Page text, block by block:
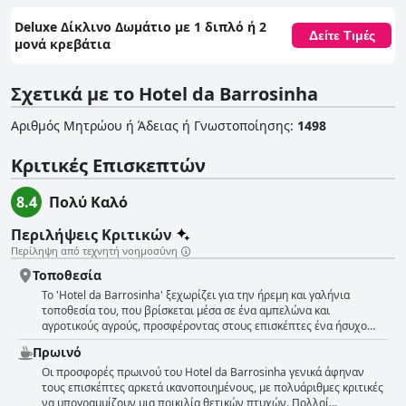
Deluxe Δίκλινο Δωμάτιο με 1 διπλό ή 2
μονά κρεβάτια
Δείτε Τιμές
Σχετικά με το Hotel da Barrosinha
Αριθμός Μητρώου ή Άδειας ή Γνωστοποίησης: 1498
Κριτικές Επισκεπτών
8.4
Πολύ Καλό
Περιλήψεις Κριτικών
Περίληψη από τεχνητή νοημοσύνη
Τοποθεσία
Το 'Hotel da Barrosinha' ξεχωρίζει για την ήρεμη και γαλήνια
τοποθεσία του, που βρίσκεται μέσα σε ένα αμπελώνα και
αγροτικούς αγρούς, προσφέροντας στους επισκέπτες ένα ήσυχο
καταφύγιο μακριά από τη φασαρία και τη φασαρία της ζωής της
πόλης. Σε βολική τοποθεσία, σε μικρή απόσταση με το αυτοκίνητο
από το κέντρο του Alcácer do Sal, το ξενοδοχείο βρίσκεται σε καλή
θέση για όσους επιθυμούν να εξερευνήσουν την περιοχή με
εντυπωσιακές παραλίες όπως η Comporta και η Troia, μόλις 30 έως
Πρωινό
Οι προσφορές πρωινού του Hotel da Barrosinha γενικά άφηναν
τους επισκέπτες αρκετά ικανοποιημένους, με πολυάριθμες κριτικές
να υπογραμμίζουν μια ποικιλία θετικών πτυχών. Πολλοί